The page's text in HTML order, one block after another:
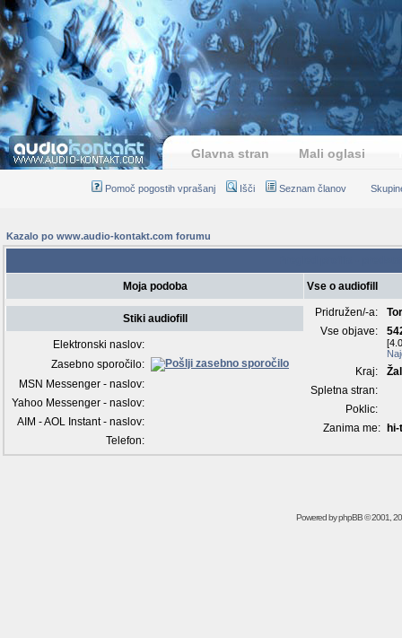
Glavna stran Mali oglasi
Pomoč pogostih vprašanj Išči Seznam članov
Kazalo po www.audio-kontakt.com forumu
Moja podoba Vse o audiofill
Pridružen/-a:
Vse objave:
Kraj:
Spletna stran:
Poklic:
Zanima me:
Stiki audiofill
Elektronski naslov:
Zasebno sporočilo:
MSN Messenger - naslov:
Yahoo Messenger - naslov:
AIM - AOL Instant - naslov:
Telefon:
Powered byphpBB© 2001,